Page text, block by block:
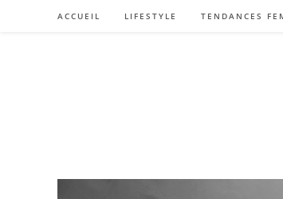
ACCUEIL LIFESTYLE TENDANCES